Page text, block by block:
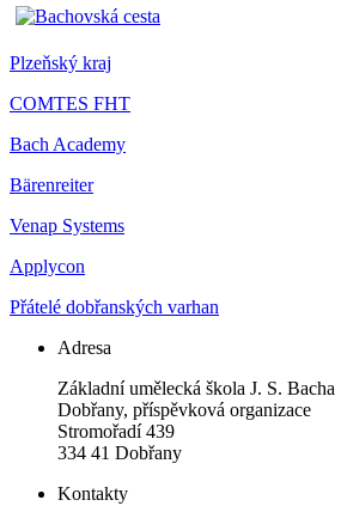
Plzeňský kraj
COMTES FHT
Bach Academy
Bärenreiter
Venap Systems
Applycon
Přátelé dobřanských varhan
Adresa
Základní umělecká škola J. S. Bacha
Dobřany, příspěvková organizace
Stromořadí 439
334 41 Dobřany
Kontakty